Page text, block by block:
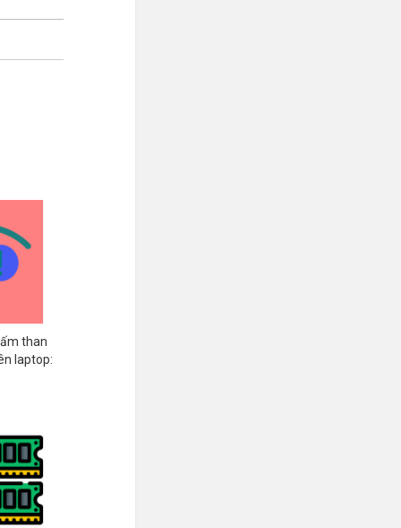
than
laptop: